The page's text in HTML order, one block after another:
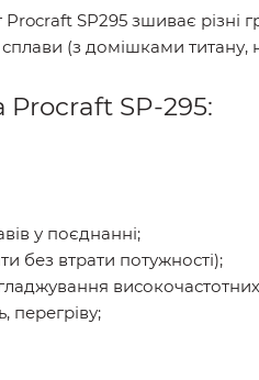
SP295 зшиває різні
(з домішками титану,
Procraft SP-295:
у поєднанні;
без втрати потужності);
перегріву;